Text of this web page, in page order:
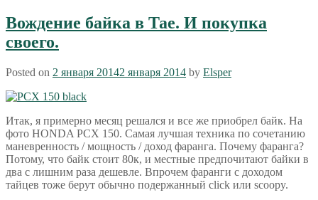
Вождение байка в Тае. И покупка
своего.
Posted on 2 января 20142 января 2014 by Elsper
Итак, я примерно месяц решался и все же приобрел байк. На
фото HONDA PCX 150. Самая лучшая техника по сочетанию
маневренность / мощность / доход фаранга. Почему фаранга?
Потому, что байк стоит 80к, и местные предпочитают байки в
два с лишним раза дешевле. Впрочем фаранги с доходом
тайцев тоже берут обычно подержанный click или scoopy.